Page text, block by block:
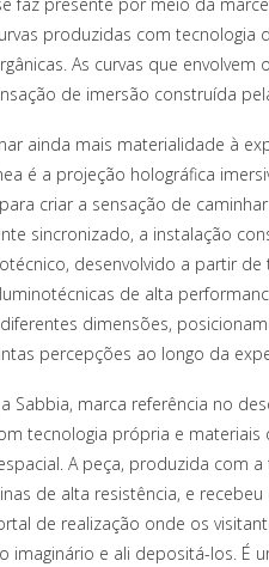
produzidas com tecnologia
As curvas que
de imersão construída
ainda mais materialidade à
é a projeção holográfica
criar a sensação de
sincronizado, a instalação
desenvolvido a partir
de alta
dimensões,
percepções ao longo da
a Sabbia, marca referência no
tecnologia própria e
A peça, produzida com
de alta resistência, e
de realização onde os
imaginário e ali depositá-los. É